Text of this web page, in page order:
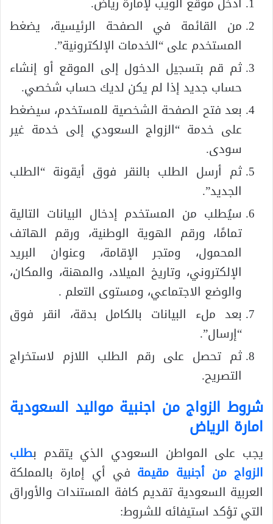
من القائمة في الصفحة الرئيسية، يضغط
المستخدم على “الخدمات الإلكترونية”.
ثم قم بتسجيل الدخول إلى الموقع أو إنشاء
حساب جديد إذا لم يكن لديك حساب شخصي.
بعد فتح الصفحة الشخصية للمستخدم، سيضغط
على خدمة “الزواج السعودي إلى خدمة غير
سودى.
ثم أرسل الطلب بالنقر فوق أيقونة “الطلب
الجديد”.
سيُطلب من المستخدم إدخال البيانات التالية
تمامًا، ورقم الهوية الوطنية، ورقم الهاتف
المحمول، ومتجر الإقامة، وعنوان البريد
الإلكتروني، وتاريخ الميلاد، والمهنة، والمكان،
والوضع الاجتماعي، ومستوى التعلم .
بعد ملء البيانات بالكامل بدقة، انقر فوق
“إرسال”.
ثم تحصل على رقم الطلب اللازم لاستخراج
التصريح.
شروط الزواج من اجنبية مواليد السعودية
امارة الرياض
يجب على المواطن السعودي الذي يتقدم بطلب
الزواج من أجنبية مقيمة في أي إمارة بالمملكة
العربية السعودية تقديم كافة المستندات والأوراق
التي تؤكد استيفائه للشروط: